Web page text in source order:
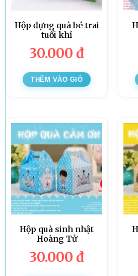
Hộp đựng quà bé trai
tuổi khỉ
30.000 đ
THÊM VÀO GIỎ
Hộp quà sinh nhật
Hoàng Tử
30.000 đ